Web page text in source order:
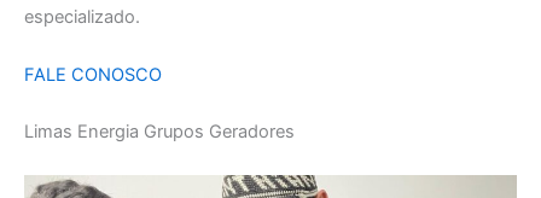
especializado.
FALE CONOSCO
Limas Energia Grupos Geradores